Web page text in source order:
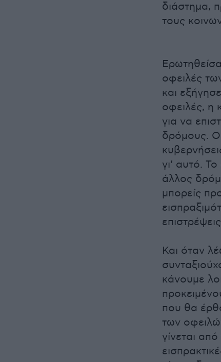
διάστημα,
τους
οφειλές
και
οφειλές, η
για να
δρόμους. Ο
γι’ αυτό.
άλλος
μπορείς
Και όταν
κάνουμε
που θα
των
γίνεται